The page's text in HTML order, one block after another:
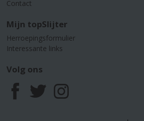
Contact
Mijn topSlijter
Herroepingsformulier
Interessante links
Volg ons
F
T
I